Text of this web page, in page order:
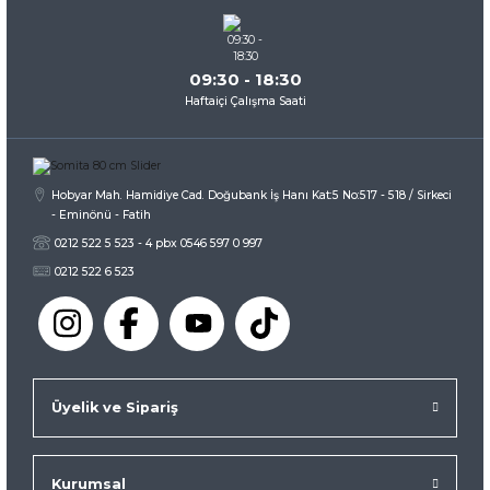
09:30 - 18:30
Haftaiçi Çalışma Saati
Hobyar Mah. Hamidiye Cad. Doğubank İş Hanı Kat:5 No:517 - 518 / Sirkeci
- Eminönü - Fatih
0212 522 5 523 - 4 pbx 0546 597 0 997
0212 522 6 523
Üyelik ve Sipariş
Kurumsal